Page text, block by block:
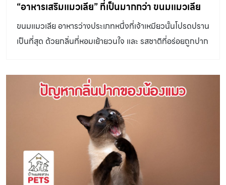
ต้องการทางสรีรวิทยาของร่างกาย การฉี่แบบสเปรย์
(spraying) เป็นการขับปัสสาวะโดยมีจุดประสงค์เพื่อใช้ใน
การสื่อสารระหว่างแมวด้วยกัน สำหรับวิธีการพิจารณาเบื้อง
ต้นสำหรับแยกการขับถ่ายปัสสาวะทั้งสองแบบ สามารถ
ยกโคนหางขึ้นสูง และพ่นน้ำปัสสาวะออกมาเป็นละอองฝอย มี
แนวโน้มที่จะเป็นการขับถ่ายแบบสเปรย์มากกว่าการถ่าย
ปัสสาวะจริง ๆ ในทางตรงกันข้าม หากแมวนั่งยอง ๆ หรือ
ทำท่าทางเช่นเดียวกันกับการฉี่ในกระบะทราย ท่าทางการขับ
ถ่ายดังกล่าวมักเป็นการขับถ่ายปัสสาวะจริง ๆ ข้อสองหาก
แมวฉี่รดบริเวณกำแพง เสาบ้าน ขาโต๊ะ ขาเก้าอี้ หรือโครงสร้าง
ที่เป็นแนวตั้ง […]
“อาหารเสริมแมวเลีย” ที่เป็นมากกว่า ขนมแมวเลีย
ขนมแมวเลีย อาหารว่างประเภทหนึ่งที่เจ้าเหมียวนั้นโปรดปราน
เป็นที่สุด ด้วยกลิ่นที่หอมเย้ายวนใจ และ รสชาติที่อร่อยถูกปาก
ยังเป็นสิ่งที่ช่วยสร้างสัมพันธ์ที่ดีระหว่างทาสกับเจ้าเหมียว
รวมถึงช่วยในการฝึกหัดพฤติกรรมโดยมอบให้เป็นรางวัลเมื่อ
เจ้าเหมียวทำตัวน่ารักและเป็นเด็กดีอีกด้วย อย่างไรก็ตาม ขนม
แมวเลีย ทั่วไป ถือเป็นของว่างที่ให้เพิ่มเติม นอกเหนือจาก
อาหารมื้อหลัก ซึ่งประโยชน์อาจยังไม่มากเพียงพอต่อความ
ต้องการของสัตว์เลี้ยง จึงไม่สามารถให้กินแทนอาหารหลักได้
แต่จะดีกว่ามั้ย หากขนมแมวเลียที่เราให้กับเจ้านายที่เรารัก จะ
เป็นได้มากกว่าขนม เพื่อให้ทาสได้มอบสิ่งดี ๆ และ การบำรุง